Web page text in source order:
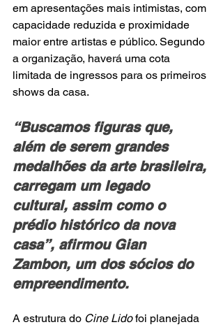
em apresentações mais intimistas, com
capacidade reduzida e proximidade
maior entre artistas e público. Segundo
a organização, haverá uma cota
limitada de ingressos para os primeiros
shows da casa.
“Buscamos figuras que,
além de serem grandes
medalhões da arte brasileira,
carregam um legado
cultural, assim como o
prédio histórico da nova
casa”, afirmou Gian
Zambon, um dos sócios do
empreendimento.
A estrutura do Cine Lido foi planejada